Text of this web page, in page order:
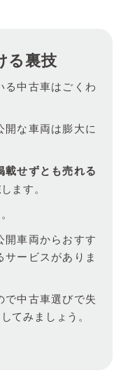
る裏技
る中古車はごくわ
な車両は膨大に
載せずとも売れる
します。
。
開車両からおすす
ービスがありま
で中古車選びで失
てみましょう。